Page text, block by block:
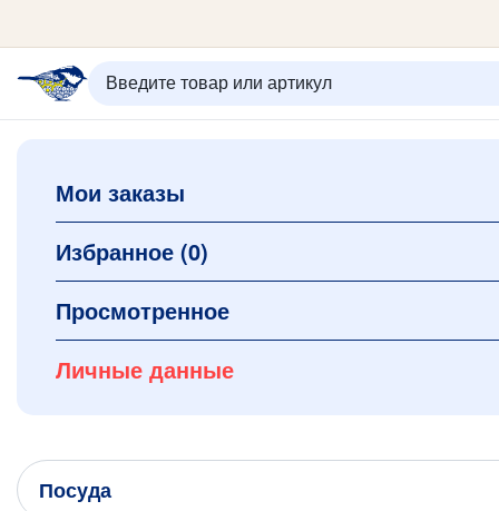
ИЗБРАННОЕ ВХОД/РЕГИСТРАЦИЯ КОРЗИНА
Каталог
Орнаменты
О керамике
Оплата и доставка
Контакты
Подарочные карты
Новинки
+7 (495) 680-92-00
Мои заказы
Избранное (0)
Просмотренное
Личные данные
Посуда